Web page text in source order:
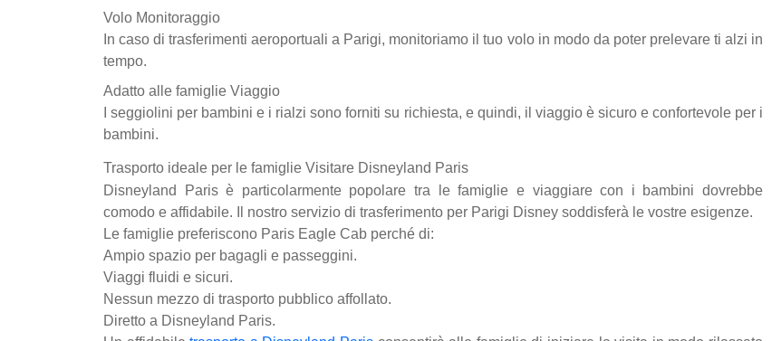
Volo Monitoraggio
In caso di trasferimenti aeroportuali a Parigi, monitoriamo il tuo volo in modo da poter prelevare ti alzi in
tempo.
Adatto alle famiglie Viaggio
I seggiolini per bambini e i rialzi sono forniti su richiesta, e quindi, il viaggio è sicuro e confortevole per i
bambini.
Trasporto ideale per le famiglie Visitare Disneyland Paris
Disneyland Paris è particolarmente popolare tra le famiglie e viaggiare con i bambini dovrebbe
comodo e affidabile. Il nostro servizio di trasferimento per Parigi Disney soddisferà le vostre esigenze.
Le famiglie preferiscono Paris Eagle Cab perché di:
Ampio spazio per bagagli e passeggini.
Viaggi fluidi e sicuri.
Nessun mezzo di trasporto pubblico affollato.
Diretto a Disneyland Paris.